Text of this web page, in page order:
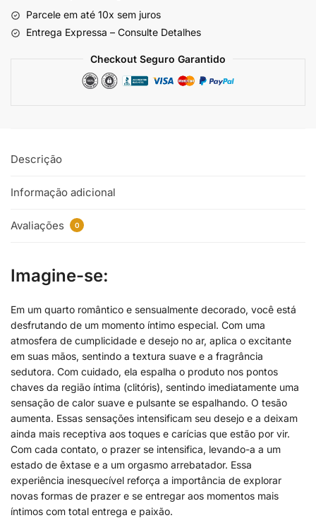
Parcele em até 10x sem juros
Entrega Expressa – Consulte Detalhes
Checkout Seguro Garantido
Descrição
Informação adicional
Avaliações 0
Imagine-se:
Em um quarto romântico e sensualmente decorado, você está
desfrutando de um momento íntimo especial. Com uma
atmosfera de cumplicidade e desejo no ar, aplica o excitante
em suas mãos, sentindo a textura suave e a fragrância
sedutora. Com cuidado, ela espalha o produto nos pontos
chaves da região íntima (clitóris), sentindo imediatamente uma
sensação de calor suave e pulsante se espalhando. O tesão
aumenta. Essas sensações intensificam seu desejo e a deixam
ainda mais receptiva aos toques e carícias que estão por vir.
Com cada contato, o prazer se intensifica, levando-a a um
estado de êxtase e a um orgasmo arrebatador. Essa
experiência inesquecível reforça a importância de explorar
novas formas de prazer e se entregar aos momentos mais
íntimos com total entrega e paixão.